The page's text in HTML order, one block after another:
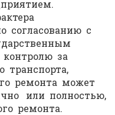
согласованию с
за
транспорта,
ремонта может
или полностью,
ремонта.